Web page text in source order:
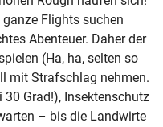
Flights suchen
Abenteuer. Daher der
(Ha, ha, selten so
mit Strafschlag nehmen.
30 Grad!), Insektenschutz
– bis die Landwirte